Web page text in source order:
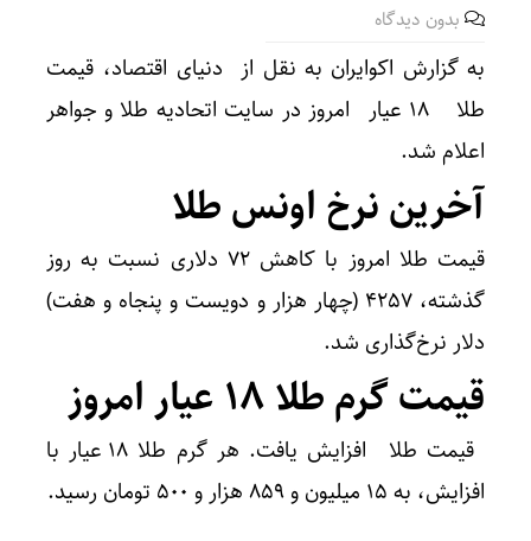
بدون دیدگاه
به گزارش اکوایران به نقل از دنیای اقتصاد، قیمت
طلا ۱۸ عیار امروز در سایت اتحادیه طلا و جواهر
اعلام شد.
آخرین نرخ اونس طلا
قیمت طلا امروز با کاهش ۷۲ دلاری نسبت به روز
گذشته، ۴۲۵۷ (چهار هزار و دویست و پنجاه و هفت)
دلار نرخ‌گذاری شد.
قیمت گرم طلا ۱۸ عیار امروز
قیمت طلا افزایش یافت. هر گرم طلا ۱۸ عیار با
افزایش، به ۱۵ میلیون و ۸۵۹ هزار و ۵۰۰ تومان رسید.